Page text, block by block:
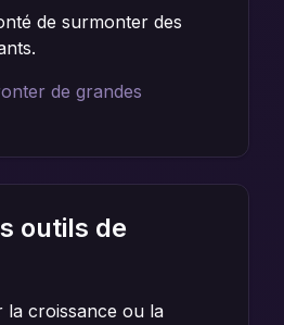
de surmonter des
de grandes
outils de
la croissance ou la